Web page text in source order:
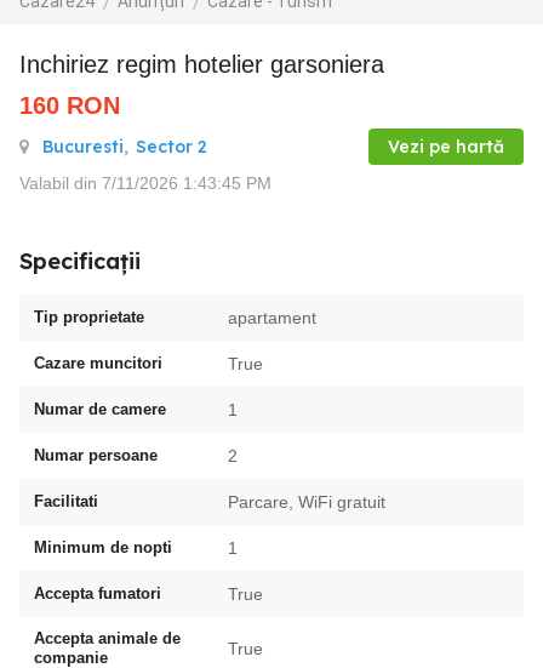
Inchiriez regim hotelier garsoniera
160 RON
Bucuresti, Sector 2 Vezi pe hartă
Valabil din 7/11/2026 1:43:45 PM
Specificații
Tip proprietate apartament
Cazare muncitori True
Numar de camere 1
Numar persoane 2
Facilitati Parcare, WiFi gratuit
Minimum de nopti 1
Accepta fumatori True
Accepta animale de
companie
True